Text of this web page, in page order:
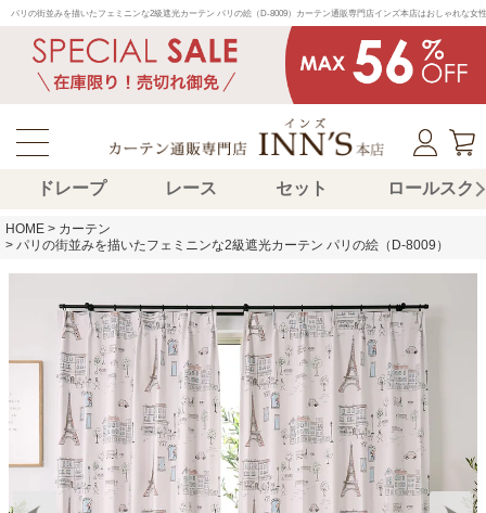
パリの街並みを描いたフェミニンな2級遮光カーテン パリの絵（D-8009）カーテン通販専門店インズ本店はおしゃれな
ドレープ レース セット ロールスク
HOME
カーテン
パリの街並みを描いたフェミニンな2級遮光カーテン パリの絵（D-8009）